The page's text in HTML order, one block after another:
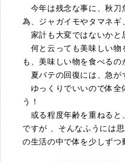
今年は残念な事に、秋刀
為、ジャガイモやタマネギ
家計も大変ではないかと
何と云っても美味しい物
も、美味しい物を食べるの
夏バテの回復には、急が
ゆっくりでいいので体全
う！
或る程度年齢を重ねると
ですが 、そんなふうには
の生活の中で体を少しずつ